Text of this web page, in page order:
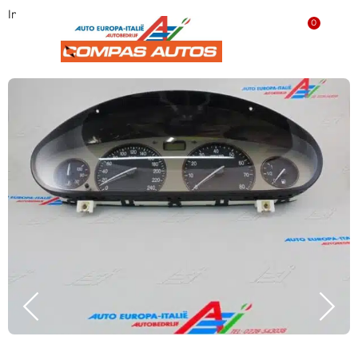
0
Instrumentenpaneel ‘GEBRUIKT’ 46785777